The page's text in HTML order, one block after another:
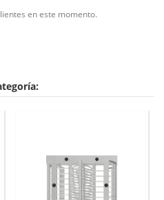
en este momento.